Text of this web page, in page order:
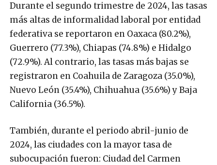
Durante el segundo trimestre de 2024, las tasas
más altas de informalidad laboral por entidad
federativa se reportaron en Oaxaca (80.2%),
Guerrero (77.3%), Chiapas (74.8%) e Hidalgo
(72.9%). Al contrario, las tasas más bajas se
registraron en Coahuila de Zaragoza (35.0%),
Nuevo León (35.4%), Chihuahua (35.6%) y Baja
California (36.5%).
También, durante el periodo abril-junio de
2024, las ciudades con la mayor tasa de
subocupación fueron: Ciudad del Carmen